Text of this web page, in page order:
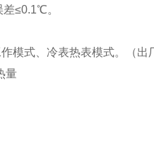
误差≤0.1℃。
模式、冷表热表模式。（出
量